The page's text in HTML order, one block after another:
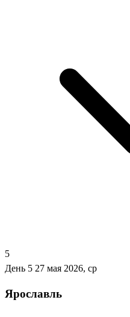
5
День 5 27 мая 2026, ср
Ярославль